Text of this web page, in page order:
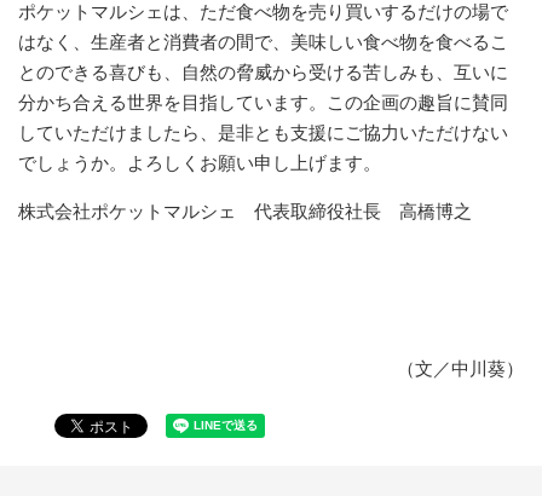
ポケットマルシェは、ただ食べ物を売り買いするだけの場で
はなく、生産者と消費者の間で、美味しい食べ物を食べるこ
とのできる喜びも、自然の脅威から受ける苦しみも、互いに
分かち合える世界を目指しています。この企画の趣旨に賛同
していただけましたら、是非とも支援にご協力いただけない
でしょうか。よろしくお願い申し上げます。
株式会社ポケットマルシェ 代表取締役社長 高橋博之
（文／中川葵）